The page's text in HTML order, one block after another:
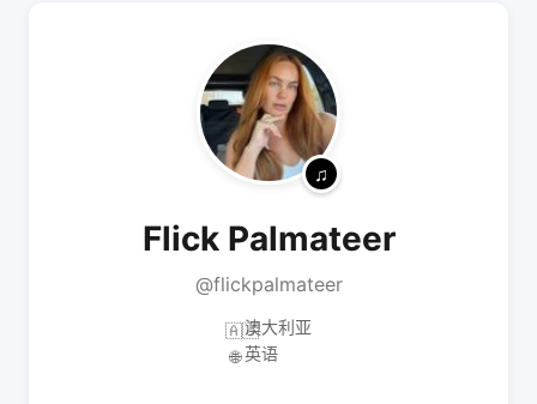
Flick Palmateer
@flickpalmateer
🇦🇺澳大利亚
🌐 英语